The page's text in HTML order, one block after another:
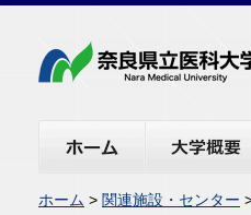
ホーム > 関連施設・センター